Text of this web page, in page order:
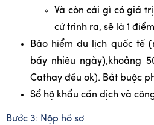
Và còn cái gì có giá
cứ trình ra, sẽ là 1
Bảo hiểm du lịch quốc tế
bấy nhiêu ngày),khoảng
Cathay đều ok). Bắt buộc
Sổ hộ khẩu cần dịch và
Bước 3: Nộp hồ sơ